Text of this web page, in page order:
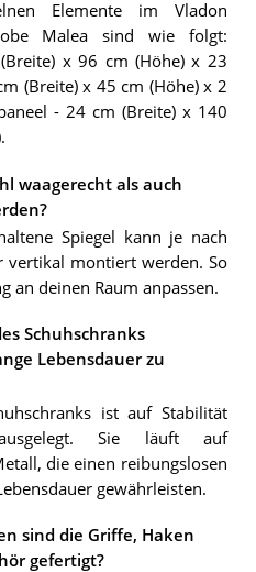
Elemente im Vladon
Malea sind wie folgt:
x 96 cm (Höhe) x 23
(Breite) x 45 cm (Höhe) x 2
- 24 cm (Breite) x 140
waagerecht als auch
Spiegel kann je nach
vertikal montiert werden. So
an deinen Raum anpassen.
Schuhschranks
Lebensdauer zu
ist auf Stabilität
Sie läuft auf
die einen reibungslosen
gewährleisten.
sind die Griffe, Haken
gefertigt?